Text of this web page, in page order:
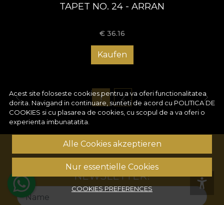
TAPET NO. 24 - ARRAN
€ 36.16
Kaufen
1 2
Acest site foloseste cookies pentru a va oferi functionalitatea
dorita. Navigand in continuare, sunteti de acord cu POLITICA DE
COOKIES si cu plasarea de cookies, cu scopul de a va oferi o
experienta imbunatatita.
Alle Cookies akzeptieren
Nur essentielle Cookies
COOKIES PREFERENCES
ABONNIEREN SIE UNSEREN
NEWSLETTER!
Name